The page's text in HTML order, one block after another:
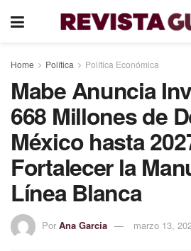
Home Política Política Económica
Mabe Anuncia
668 Millones de
México hasta
Fortalecer la
Línea Blanca
Por Ana Garcia marzo 13,